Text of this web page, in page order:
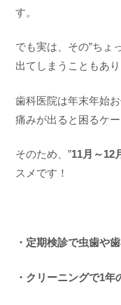
す。
でも実は、その”ちょ
出てしまうこともあり
歯科医院は年末年始
痛みが出ると困るケ
そのため、”11月～12
スメです！
・定期検診で虫歯や
・クリーニングで1年